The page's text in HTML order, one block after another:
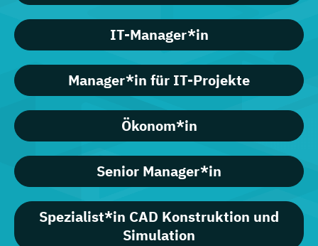
IT-Manager*in
Manager*in für IT-Projekte
Ökonom*in
Senior Manager*in
Spezialist*in CAD Konstruktion und
Simulation